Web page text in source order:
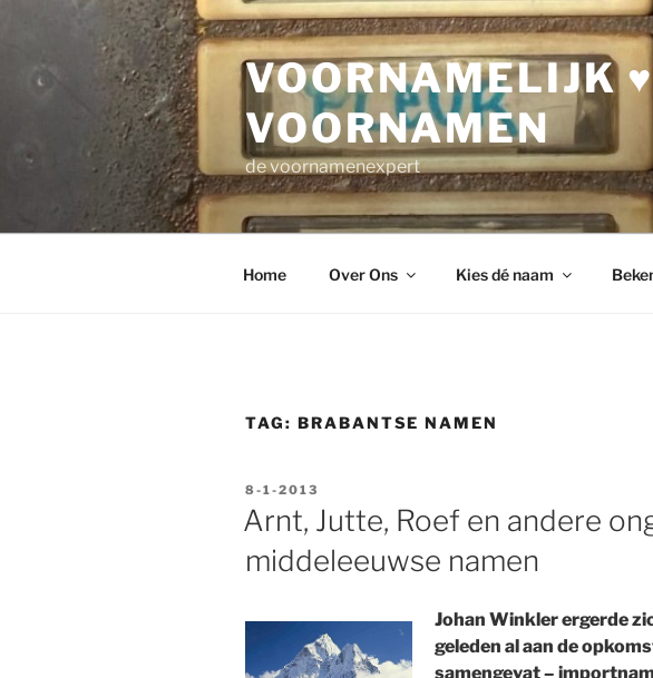
inhoud
VOORNAMELIJK
VOORNAMEN
de voornamenexpert
Home Over Ons Kies dé naam
TAG: BRABANTSE NAMEN
GEPLAATST
OP
8-1-2013
Arnt, Jutte, Roef en andere
middeleeuwse namen
Johan Winkler ergerde
geleden al aan de
samengevat –